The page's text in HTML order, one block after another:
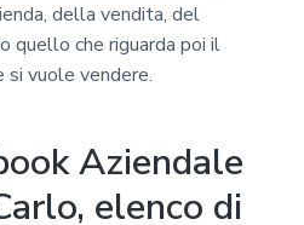
della vendita, del
che riguarda poi il
vuole vendere.
Aziendale
elenco di